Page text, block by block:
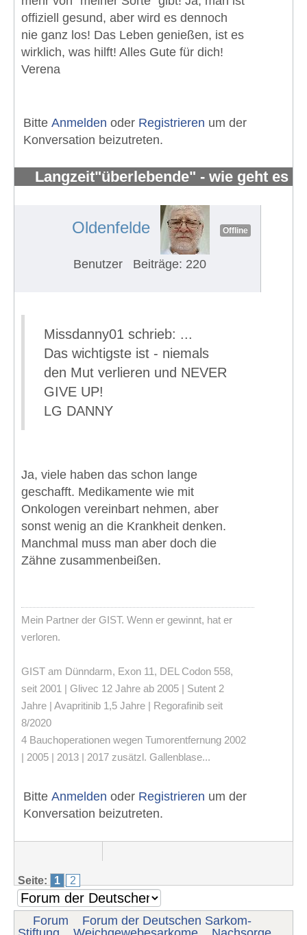
offiziell gesund, aber wird es dennoch
nie ganz los! Das Leben genießen, ist es
wirklich, was hilft! Alles Gute für dich!
Verena
Bitte Anmelden oder Registrieren um der
Konversation beizutreten.
Langzeit"überlebende" - wie geht es
Oldenfelde Offline
Benutzer Beiträge: 220
Missdanny01 schrieb: ...
Das wichtigste ist - niemals
den Mut verlieren und NEVER
GIVE UP!
LG DANNY
Ja, viele haben das schon lange
geschafft. Medikamente wie mit
Onkologen vereinbart nehmen, aber
sonst wenig an die Krankheit denken.
Manchmal muss man aber doch die
Zähne zusammenbeißen.
Mein Partner der GIST. Wenn er gewinnt, hat er
verloren.
GIST am Dünndarm, Exon 11, DEL Codon 558,
seit 2001 | Glivec 12 Jahre ab 2005 | Sutent 2
Jahre | Avapritinib 1,5 Jahre | Regorafinib seit
8/2020
4 Bauchoperationen wegen Tumorentfernung 2002
| 2005 | 2013 | 2017 zusätzl. Gallenblase...
Bitte Anmelden oder Registrieren um der
Konversation beizutreten.
Seite: 1 2
Forum
Forum der Deutschen Sarkom-